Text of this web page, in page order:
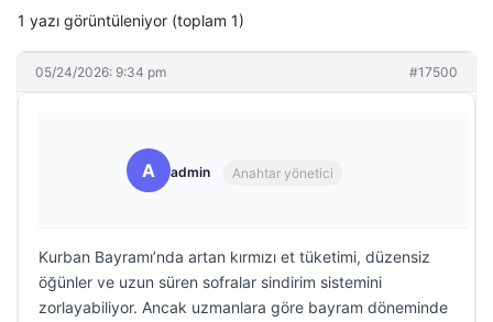
1 yazı görüntüleniyor (toplam 1)
05/24/2026: 9:34 pm #17500
A admin Anahtar yönetici
Kurban Bayramı’nda artan kırmızı et tüketimi, düzensiz
öğünler ve uzun süren sofralar sindirim sistemini
zorlayabiliyor. Ancak uzmanlara göre bayram döneminde